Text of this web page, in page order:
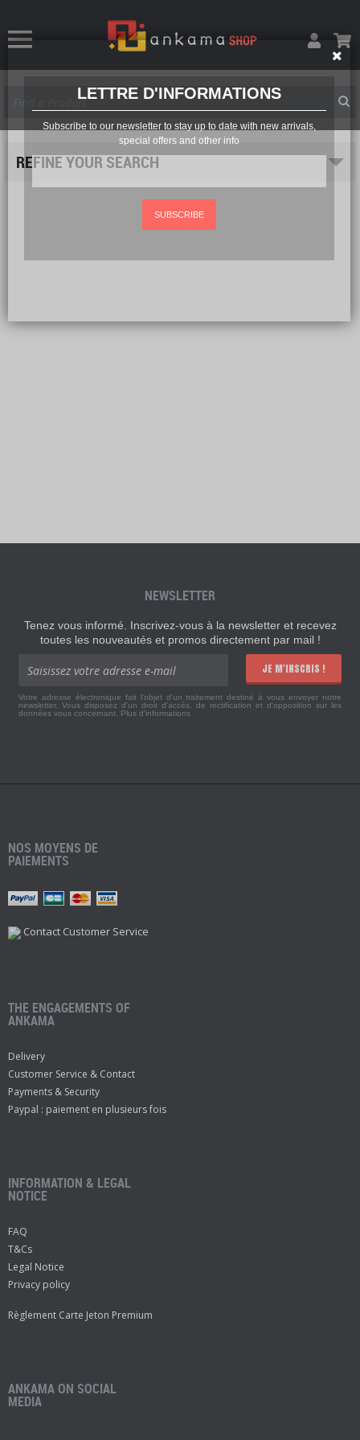
LETTRE D'INFORMATIONS
Subscribe to our newsletter to stay up to date with new arrivals,
special offers and other info
SUBSCRIBE
REFINE YOUR SEARCH
NEWSLETTER
Tenez vous informé. Inscrivez-vous à la newsletter et recevez
toutes les nouveautés et promos directement par mail !
JE M'INSCRIS !
Votre adresse électronique fait l'objet d'un traitement destiné à vous envoyer notre
newsletter. Vous disposez d'un droit d'accès, de rectification et d'opposition sur les
données vous concernant. Plus d'informations
NOS MOYENS DE
PAIEMENTS
Contact Customer Service
THE ENGAGEMENTS OF
ANKAMA
Delivery
Customer Service & Contact
Payments & Security
Paypal : paiement en plusieurs fois
INFORMATION & LEGAL
NOTICE
FAQ
T&Cs
Legal Notice
Privacy policy
Règlement Carte Jeton Premium
ANKAMA ON SOCIAL
MEDIA